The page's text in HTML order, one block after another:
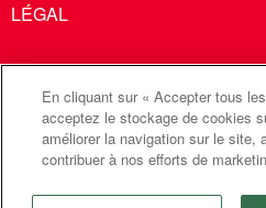
LÉGAL
United Methodist
Communications
En cliquant sur « Accepter tous
acceptez le stockage de cookies
améliorer la navigation sur le site,
contribuer à nos efforts de